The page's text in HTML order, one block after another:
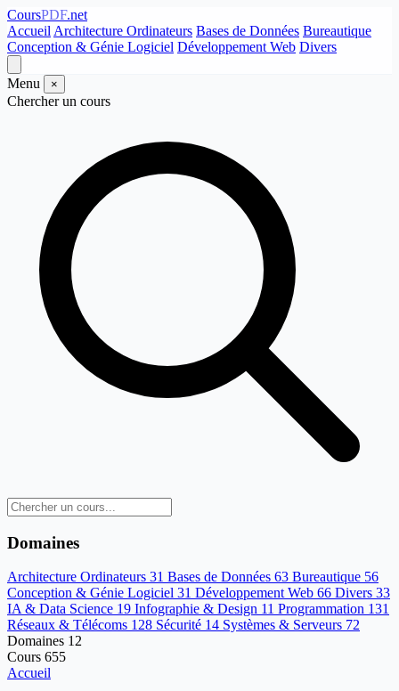
CoursPDF.net
Accueil Architecture Ordinateurs Bases de Données Bureautique
Conception & Génie Logiciel Développement Web Divers
Menu ×
Chercher un cours
Domaines
Architecture Ordinateurs 31 Bases de Données 63 Bureautique 56
Conception & Génie Logiciel 31 Développement Web 66 Divers 33
IA & Data Science 19 Infographie & Design 11 Programmation 131
Réseaux & Télécoms 128 Sécurité 14 Systèmes & Serveurs 72
Domaines 12
Cours 655
Accueil